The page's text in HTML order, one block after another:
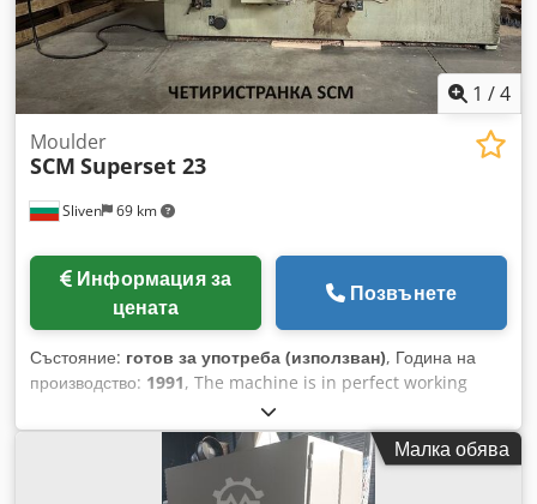
1 /4
Sliven 69 km
Moulder
SCM Superset 23
Информация за
цената
Позвънете
Състояние: готов за употреба (използван), Година на
производство: 1991, The machine is in perfect working
condition. Demonstration on site or live video are possible
Dodpfx Adjv T U Rrokjkr
Малка обява